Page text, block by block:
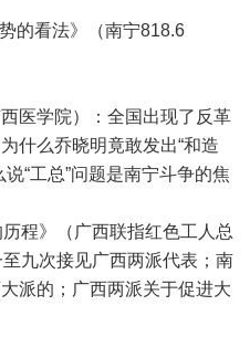
的看法》（南宁818.6
医学院）：全国出现了反革
什么乔晓明竟敢发出“和造
“工总”问题是南宁斗争的焦
程》（广西联指红色工人总
九次接见广西两派代表；南
派的；广西两派关于促进大